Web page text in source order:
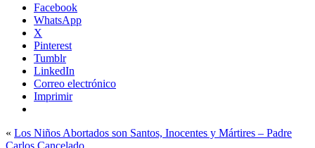
Facebook
WhatsApp
X
Pinterest
Tumblr
LinkedIn
Correo electrónico
Imprimir
« Los Niños Abortados son Santos, Inocentes y Mártires – Padre
Carlos Cancelado